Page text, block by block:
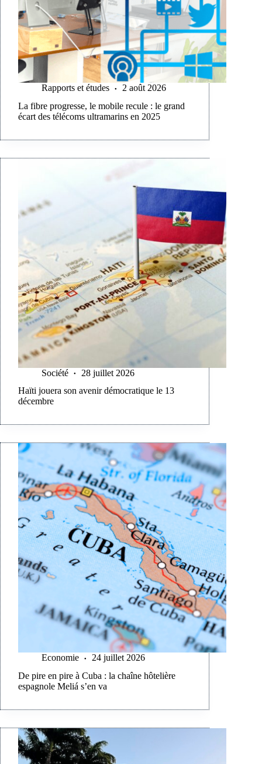
Rapports et études
2 août 2026
La fibre progresse, le mobile recule : le grand
écart des télécoms ultramarins en 2025
Société
28 juillet 2026
Haïti jouera son avenir démocratique le 13
décembre
Economie
24 juillet 2026
De pire en pire à Cuba : la chaîne hôtelière
espagnole Meliá s’en va